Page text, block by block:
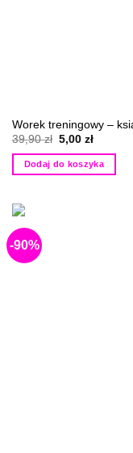
Worek treningowy –
39,90zł Pierwotna
wynosiła:
39,90 zł.
5,00 złAktualna
wynosi:
5,00 zł.
Dodaj do koszyka
-90%